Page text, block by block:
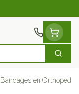
Zoek
Bandages en